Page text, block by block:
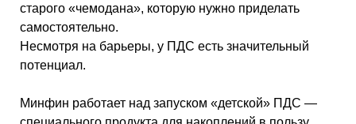
старого «чемодана», которую нужно приделать
самостоятельно.
Несмотря на барьеры, у ПДС есть значительный
потенциал.
Минфин работает над запуском «детской» ПДС —